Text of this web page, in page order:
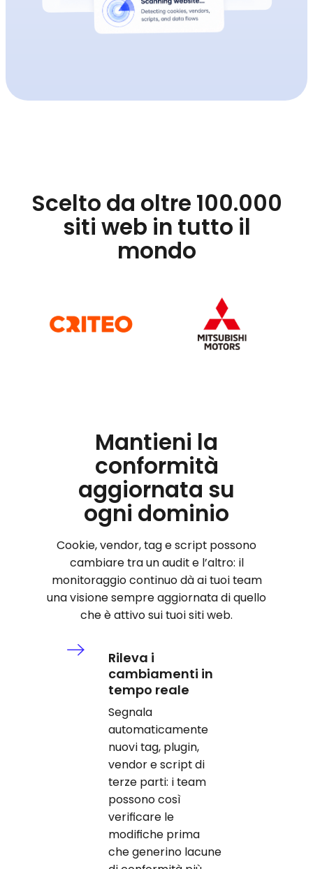
Scelto da oltre 100.000
siti web in tutto il
mondo
Mantieni la
conformità
aggiornata su
ogni dominio
Cookie, vendor, tag e script possono
cambiare tra un audit e l’altro: il
monitoraggio continuo dà ai tuoi team
una visione sempre aggiornata di quello
che è attivo sui tuoi siti web.
Rileva i
cambiamenti in
tempo reale
Segnala
automaticamente
nuovi tag, plugin,
vendor e script di
terze parti: i team
possono così
verificare le
modifiche prima
che generino lacune